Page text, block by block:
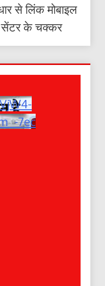
से लिंक मोबाइल
सेंटर के चक्कर
7ec